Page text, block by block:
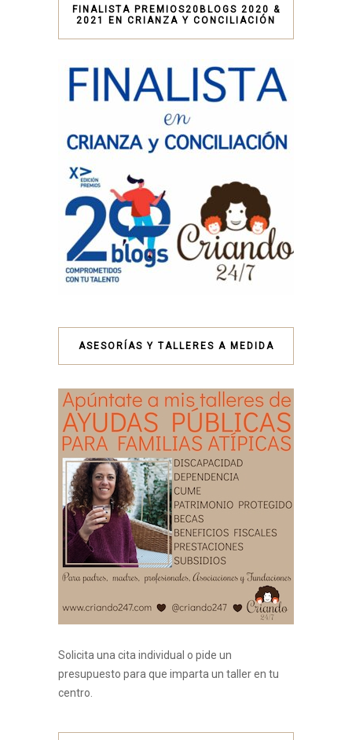
FINALISTA PREMIOS20BLOGS 2020 &
2021 EN CRIANZA Y CONCILIACIÓN
ASESORÍAS Y TALLERES A MEDIDA
Solicita una cita individual o pide un
presupuesto para que imparta un taller en tu
centro.